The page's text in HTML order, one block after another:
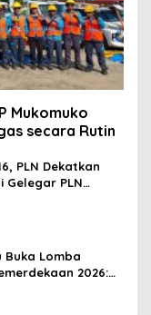
Mukomuko
secara Rutin
PLN Dekatkan
Gelegar PLN
Buka Lomba
2026: